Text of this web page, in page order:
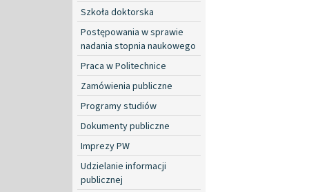
Szkoła doktorska
Postępowania w sprawie
nadania stopnia naukowego
Praca w Politechnice
Zamówienia publiczne
Programy studiów
Dokumenty publiczne
Imprezy PW
Udzielanie informacji
publicznej